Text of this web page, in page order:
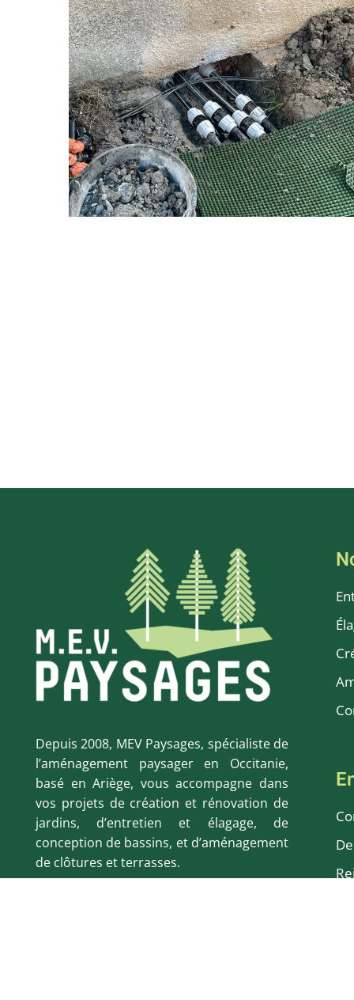
Arrosage
Depuis 2008, MEV Paysages, spécialiste de
l’aménagement paysager en Occitanie,
basé en Ariège, vous accompagne dans
vos projets de création et rénovation de
jardins, d’entretien et élagage, de
conception de bassins, et d’aménagement
de clôtures et terrasses.